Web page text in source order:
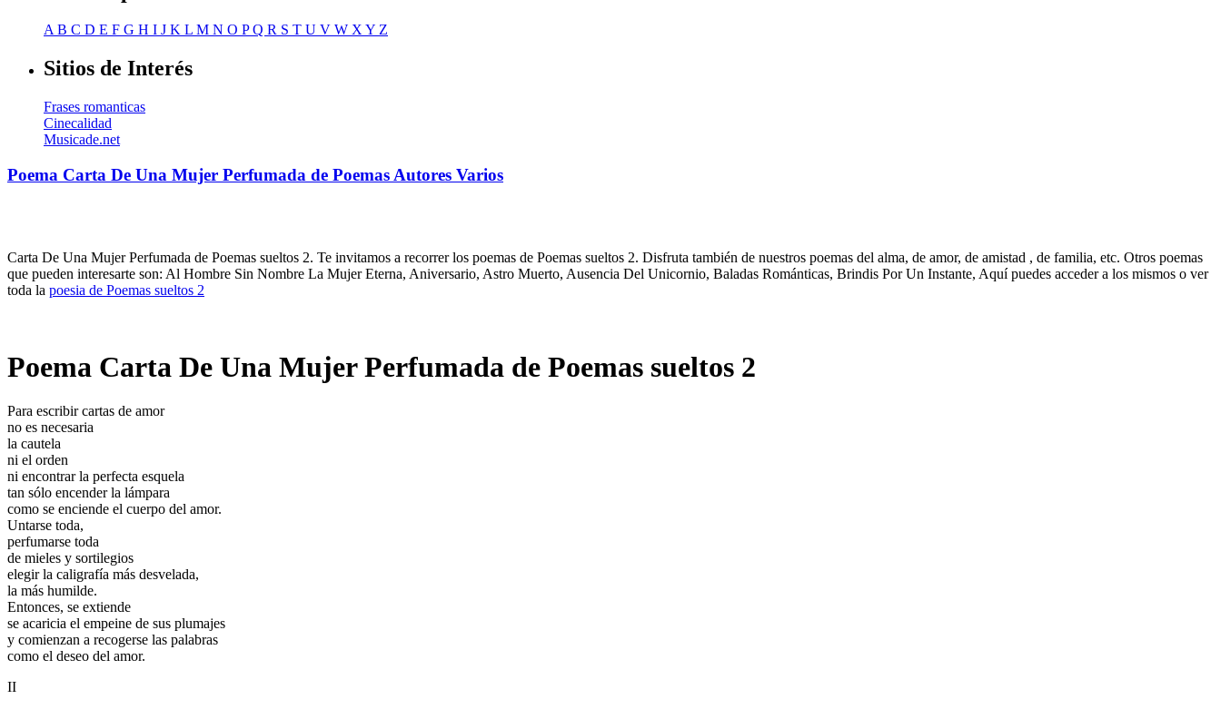
A B C D E F G H I J K L M N O PQ R S T U V W X Y Z
Sitios de Interés
Frases romanticas
Cinecalidad
Musicade.net
Poema Carta De Una Mujer Perfumada de Poemas Autores Varios
Carta De Una Mujer Perfumada de Poemas sueltos 2. Te invitamos a recorrer los poemas de Poemas sueltos 2. Disfruta también de nuestros poemas del alma, de amor, de amistad , de familia, etc. Otros poemas
que pueden interesarte son: Al Hombre Sin Nombre La Mujer Eterna, Aniversario, Astro Muerto, Ausencia Del Unicornio, Baladas Románticas, Brindis Por Un Instante, Aquí puedes acceder a los mismos o ver
toda la poesia de Poemas sueltos 2
Poema Carta De Una Mujer Perfumada de Poemas sueltos 2
Para escribir cartas de amor
no es necesaria
la cautela
ni el orden
ni encontrar la perfecta esquela
tan sólo encender la lámpara
como se enciende el cuerpo del amor.
Untarse toda,
perfumarse toda
de mieles y sortilegios
elegir la caligrafía más desvelada,
la más humilde.
Entonces, se extiende
se acaricia el empeine de sus plumajes
y comienzan a recogerse las palabras
como el deseo del amor.
II